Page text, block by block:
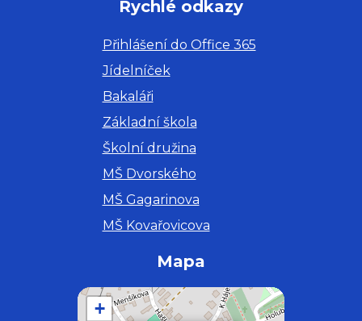
Rychlé odkazy
Přihlášení do Office 365
Jídelníček
Bakaláři
Základní škola
Školní družina
MŠ Dvorského
MŠ Gagarinova
MŠ Kovařovicova
Mapa
+